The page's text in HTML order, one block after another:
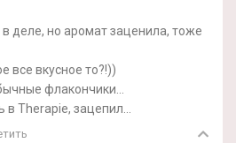
деле, но аромат заценила, тоже
все вкусное то?!))
флакончики…
в Therapie, зацепил…